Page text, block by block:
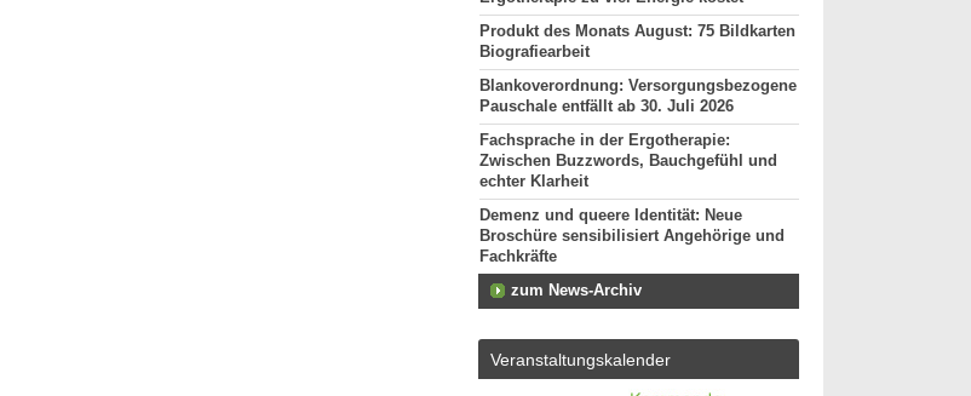
Produkt des Monats August: 75 Bildkarten
Biografiearbeit
Blankoverordnung: Versorgungsbezogene
Pauschale entfällt ab 30. Juli 2026
Fachsprache in der Ergotherapie:
Zwischen Buzzwords, Bauchgefühl und
echter Klarheit
Demenz und queere Identität: Neue
Broschüre sensibilisiert Angehörige und
Fachkräfte
zum News-Archiv
Veranstaltungskalender